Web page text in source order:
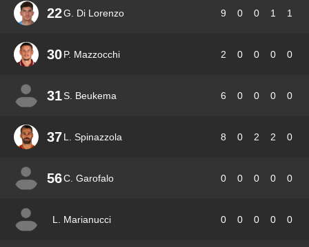
22G. Di Lorenzo 9 0 0 1 1
30P. Mazzocchi 2 0 0 0 0
31S. Beukema 6 0 0 0 0
37L. Spinazzola 8 0 2 2 0
56C. Garofalo 0 0 0 0 0
L. Marianucci 0 0 0 0 0